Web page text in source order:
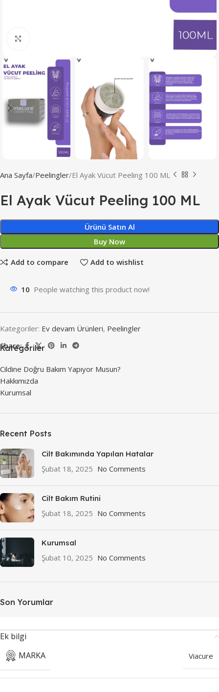
Ana Sayfa Peelingler El Ayak Vücut Peeling 100 ML
El Ayak Vücut Peeling 100 ML
Ürünü Satın Al
Buy Now
Add to compare Add to wishlist
10 People watching this product now!
Kategoriler: Ev devam Ürünleri, Peelingler
Share:
Kategoriler
Cildine Doğru Bakım Yapıyor Musun?
Hakkımızda
Kurumsal
Recent Posts
Cilt Bakımında Yapılan Hatalar
Şubat 18, 2025 No Comments
Cilt Bakım Rutini
Şubat 18, 2025 No Comments
Kurumsal
Şubat 10, 2025 No Comments
Son Yorumlar
Ek bilgi
MARKA
Viacure